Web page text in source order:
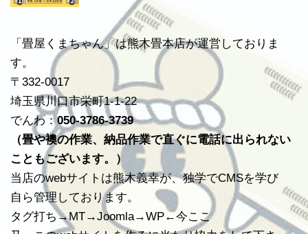
「畳屋くまちゃん」は熊木畳本店が運営しておりま
す。
〒332-0017
埼玉県川口市栄町1-1-22
でんわ：050-3786-3739
（畳や襖の作業、納品作業で直ぐに電話に出られない
こともございます。）
当店のwebサイトは熊木義幸が、独学でCMSを学び
自ら管理しております。
タグ打ち→MT→Joomla→WP←今ここ